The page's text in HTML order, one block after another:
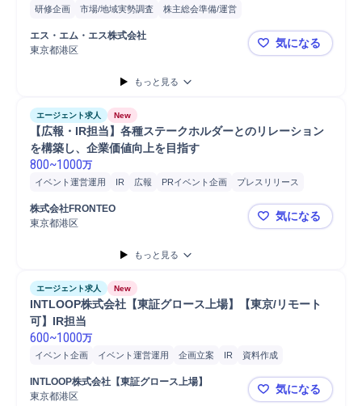
研修企画 市場/地域実勢調査
株主総会準備/運営
バリューアップ/モニタリング
業務オペレーション設計
企画立案
株主総会運営 グループ長
コンサルティング業務
経理/財務部門連携
資金調達 社長 ファイナンス
エス・エム・エス株式会社
東京都港区
【東京】東
気になる
もっと見る
エージェント求人 New
【広報・IR担当】各種ステークホルダーとのリレーション
を構築し、企業価値向上を目指す
800~1000万
イベント運営運用 IR 広報 PRイベント企画 プレスリリース
株式会社FRONTEO
東京都港区
【広報・IR
気になる
もっと見る
エージェント求人 New
INTLOOP株式会社【東証グロース上場】【東京/リモート
可】IR担当
600~1000万
イベント企画 イベント運営運用 企画立案 IR
資料作成
マネジメント
戦略立案 株主総会対応
プレゼンテーション
Microsoft Excel 会計
INTLOOP株式会社【東証グロース上場】
東京都港区
INTLOOP
気になる